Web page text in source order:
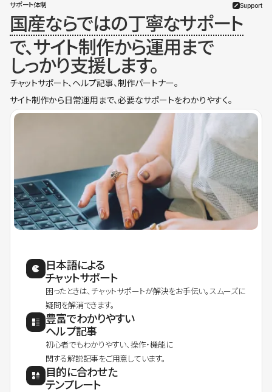
サポート体制 Support
国産ならではの丁寧なサポート
で、サイト制作から運用まで
しっかり支援します。
チャットサポート、ヘルプ記事、制作パートナー。
サイト制作から日常運用まで、必要なサポートをわかりやすく。
日本語による
チャットサポート
困ったときは、チャットサポートが解決をお手伝い。スムーズに
疑問を解消できます。
豊富でわかりやすい
ヘルプ記事
初心者でもわかりやすい、操作・機能に
関する解説記事をご用意しています。
目的に合わせた
テンプレート